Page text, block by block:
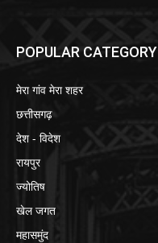
POPULAR CATEGORY
मेरा गांव मेरा शहर
छत्तीसगढ़
देश - विदेश
रायपुर
ज्योतिष
खेल जगत
महासमुंद